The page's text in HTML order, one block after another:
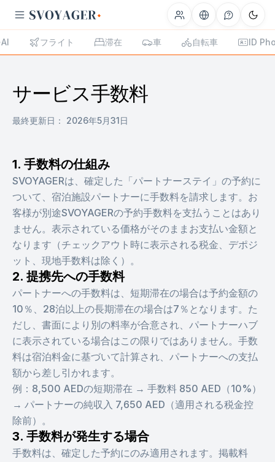
AI フライト 滞在 車 自転車 ID
サービス手数料
最終更新日： 2026年5月31日
1. 手数料の仕組み
SVOYAGERは、確定した「パートナーステイ」の予約に
ついて、宿泊施設パートナーに手数料を請求します。お
客様が別途SVOYAGERの予約手数料を支払うことはあり
ません。表示されている価格がそのままお支払い金額と
なります（チェックアウト時に表示される税金、デポジ
ット、現地手数料は除く）。
2. 提携先への手数料
パートナーへの手数料は、短期滞在の場合は予約金額の
10％、28泊以上の長期滞在の場合は7％となります。た
だし、書面により別の料率が合意され、パートナーハブ
に表示されている場合はこの限りではありません。手数
料は宿泊料金に基づいて計算され、パートナーへの支払
額から差し引かれます。
例：8,500 AEDの短期滞在 → 手数料 850 AED（10%）
→ パートナーの純収入 7,650 AED（適用される税金控
除前）。
3. 手数料が発生する場合
手数料は、確定した予約にのみ適用されます。掲載料